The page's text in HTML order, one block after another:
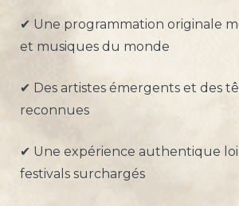
✔ Une programmation originale
et musiques du monde
✔ Des artistes émergents et des
reconnues
✔ Une expérience authentique
festivals surchargés